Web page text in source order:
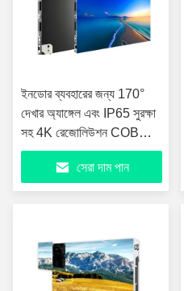
ইনডোর ব্যবহারের জন্য 170°
দেখার অ্যাঙ্গেল এবং IP65 সুরক্ষা
সহ 4K রেজোলিউশন COB
LED ডিসপ্লে
সেরা দাম পান